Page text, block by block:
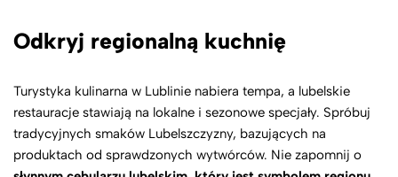
Odkryj regionalną kuchnię
Turystyka kulinarna w Lublinie nabiera tempa, a lubelskie
restauracje stawiają na lokalne i sezonowe specjały. Spróbuj
tradycyjnych smaków Lubelszczyzny, bazujących na
produktach od sprawdzonych wytwórców. Nie zapomnij o